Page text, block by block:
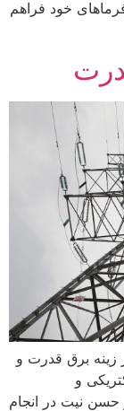
خود فراهم
را در زینه برق قدرت و
و
نیت در انجام